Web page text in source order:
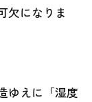
欠になりま
ゆえに「湿度